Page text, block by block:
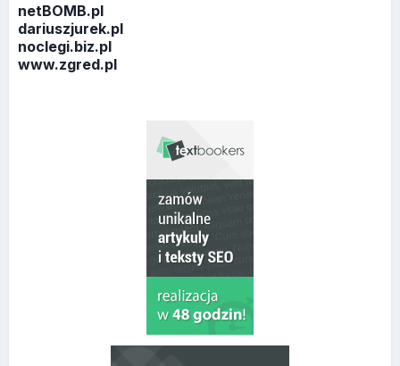
netBOMB.pl
dariuszjurek.pl
noclegi.biz.pl
www.zgred.pl